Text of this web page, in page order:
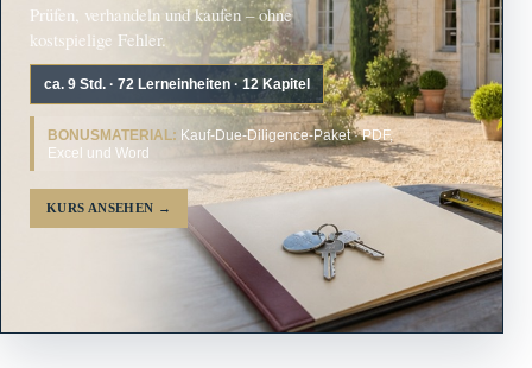
Prüfen, verhandeln und kaufen – ohne
kostspielige Fehler.
ca. 9 Std. · 72 Lerneinheiten · 12 Kapitel
BONUSMATERIAL: Kauf-Due-Diligence-Paket · PDF,
Excel und Word
KURS ANSEHEN →